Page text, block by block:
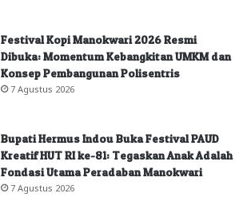
Festival Kopi Manokwari 2026 Resmi
Dibuka: Momentum Kebangkitan UMKM dan
Konsep Pembangunan Polisentris
7 Agustus 2026
Bupati Hermus Indou Buka Festival PAUD
Kreatif HUT RI ke-81: Tegaskan Anak Adalah
Fondasi Utama Peradaban Manokwari
7 Agustus 2026